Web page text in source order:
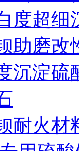
度超细
助磨改
沉淀硫
耐火材